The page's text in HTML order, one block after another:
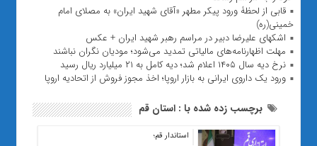
قابی از لحظۀ ورود پیکر مطهر «آقای شهید ایران» به مصلای امام
خمینی(ره)
اشکهای علیرضا دبیر در مراسم رهبر شهید ایران + عکس
مهلت اظهارنامه‌های مالیاتی تمدید می‌شود؛ مودیان نگران نباشند
نرخ دیه سال ۱۴۰۵ اعلام شد؛ دیه کامل به ۲۱ میلیارد ریال رسید
ورود یک داروی ایرانی به بازار اروپا؛ اخذ مجوز فروش از اتحادیه اروپا
برچسب زده شده با : استان قم
استاندار قم؛